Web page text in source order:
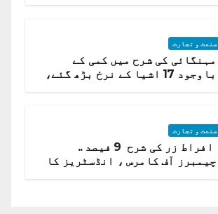
صنعت و تجارت
مہنگائی کی شرح میں کمی کے
باوجود 17 اشیا کے نرخ بڑھ گئے،
صنعت و تجارت
افراط زر کی شرح 9 فیصد ..
چیمبرز آف کامرس ، انڈسٹریز کا